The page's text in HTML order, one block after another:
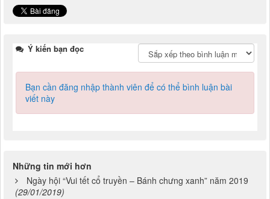
Ý kiến bạn đọc
Bạn cần đăng nhập thành viên để có thể bình luận bài
viết này
Những tin mới hơn
Ngày hội “Vui tết cổ truyền – Bánh chưng xanh” năm 2019
(29/01/2019)